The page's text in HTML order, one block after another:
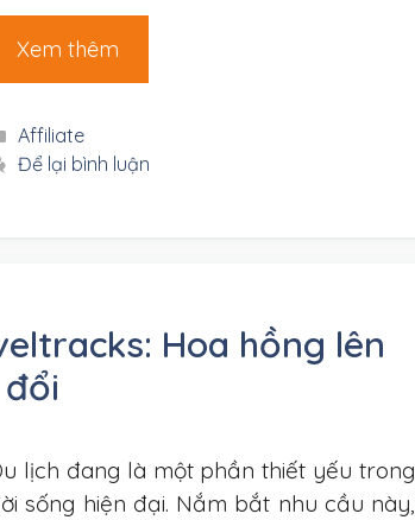
Xem thêm
Danh
mục
Affiliate
Để lại bình luận
Hoa hồng lên
lịch đang là một phần thiết yếu trong
sống hiện đại. Nắm bắt nhu cầu này,